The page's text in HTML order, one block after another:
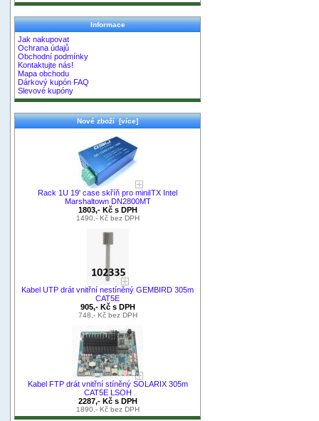
Informace
Jak nakupovat
Ochrana údajů
Obchodní podmínky
Kontaktujte nás!
Mapa obchodu
Dárkový kupón FAQ
Slevové kupóny
Nové zboží [více]
Rack 1U 19' case skříň pro miniITX Intel
Marshaltown DN2800MT
1803,- Kč s DPH
1490,- Kč bez DPH
Kabel UTP drát vnitřní nestíněný GEMBIRD 305m
CAT5E
905,- Kč s DPH
748,- Kč bez DPH
Kabel FTP drát vnitřní stíněný SOLARIX 305m
CAT5E LSOH
2287,- Kč s DPH
1890,- Kč bez DPH